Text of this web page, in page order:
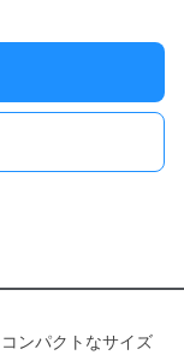
ンパクトなサイズ